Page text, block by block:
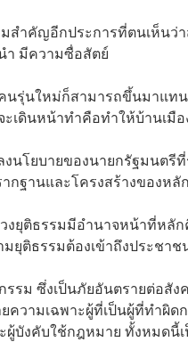
สำคัญอีกประการที่ตนเห็น
ำ มีความซื่อสัตย์
นรุ่นใหม่ก็สามารถขึ้นมาแท
เดินหน้าทำคือทำให้บ้านเมื
นโยบายของนายกรัฐมนต
ากฐานและโครงสร้างของห
งยุติธรรมมีอำนาจหน้าที่หลั
ยุติธรรมต้องเข้าถึงประชา
รม ซึ่งเป็นภัยอันตรายต่อสั
วามเฉพาะผู้ที่เป็นผู้ที่ทำผิ
บังคับใช้กฎหมาย ทั้งหมดนี้